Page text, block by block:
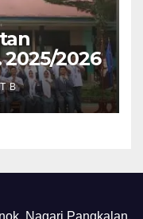
2025/2026
B
Nagari Pangkalan,